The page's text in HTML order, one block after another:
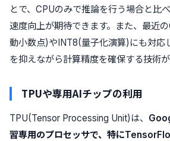
とで、CPUのみで推論を行う場合と比
速度向上が期待できます。また、最近
動小数点)やINT8(量子化演算)にも対応
を抑えながら計算精度を確保する技術が
TPUや専用AIチップの利用
TPU(Tensor Processing Unit)は、
習専用のプロセッサで、特に